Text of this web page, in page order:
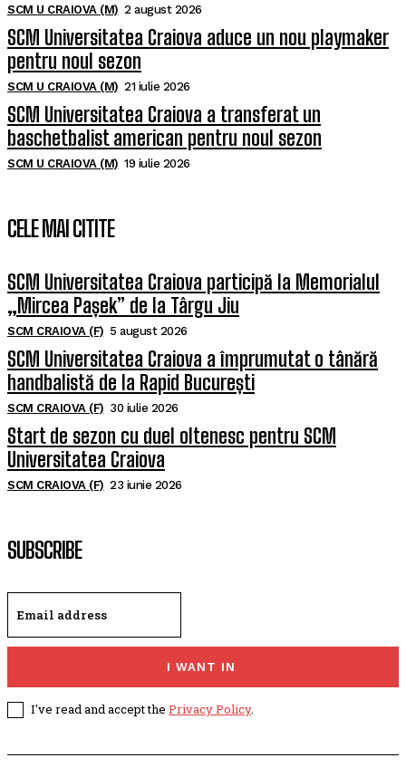
SCM U CRAIOVA (M) 2 august 2026
SCM Universitatea Craiova aduce un nou playmaker
pentru noul sezon
SCM U CRAIOVA (M) 21 iulie 2026
SCM Universitatea Craiova a transferat un
baschetbalist american pentru noul sezon
SCM U CRAIOVA (M) 19 iulie 2026
CELE MAI CITITE
SCM Universitatea Craiova participă la Memorialul
„Mircea Pașek” de la Târgu Jiu
SCM CRAIOVA (F) 5 august 2026
SCM Universitatea Craiova a împrumutat o tânără
handbalistă de la Rapid București
SCM CRAIOVA (F) 30 iulie 2026
Start de sezon cu duel oltenesc pentru SCM
Universitatea Craiova
SCM CRAIOVA (F) 23 iunie 2026
SUBSCRIBE
I WANT IN
I've read and accept the Privacy Policy.